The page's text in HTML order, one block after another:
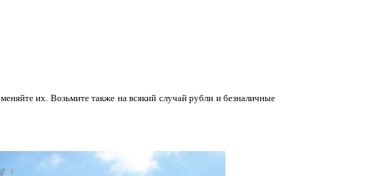
их. Возьмите также на всякий случай рубли и безналичные